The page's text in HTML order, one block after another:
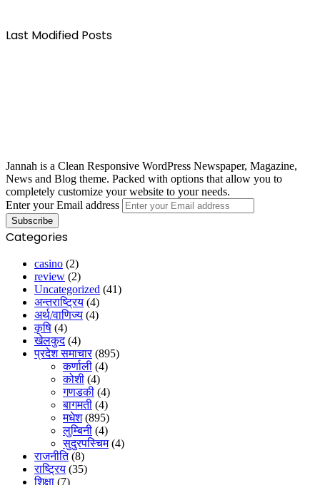
Last Modified Posts
Jannah is a Clean Responsive WordPress Newspaper, Magazine,
News and Blog theme. Packed with options that allow you to
completely customize your website to your needs.
Enter your Email address
Categories
casino (2)
review (2)
Uncategorized (41)
अन्तराष्ट्रिय (4)
अर्थ/वाणिज्य (4)
कृषि (4)
खेलकुद(4)
प्रदेश समाचार(895)
कर्णाली (4)
कोशी (4)
गणडकी (4)
बागमती (4)
मधेश(895)
लुम्बिनी (4)
सुदुरपस्चिम(4)
राजनीति(8)
राष्ट्रिय (35)
शिक्षा (7)